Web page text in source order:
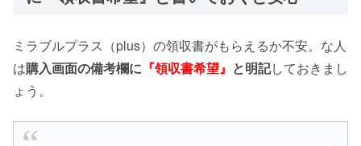
ミラブルプラス（plus）の領収書がもらえるか不安。な人
は購入画面の備考欄に 『領収書希望』 と明記しておきまし
ょう。